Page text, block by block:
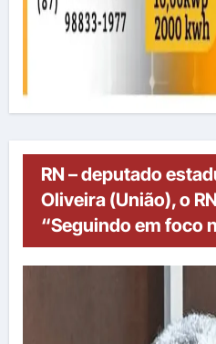
RN – deputado
Oliveira (União), o
“Seguindo em foco